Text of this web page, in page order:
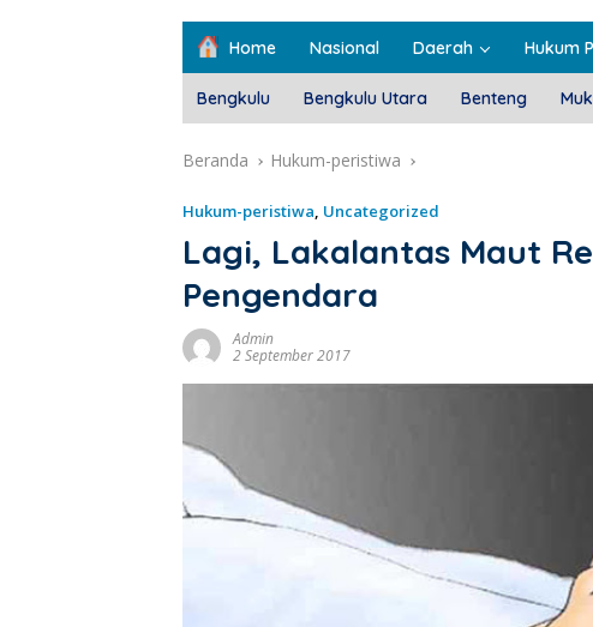
Home Nasional Daerah Hukum
Bengkulu Bengkulu Utara Benteng
Beranda Hukum-peristiwa
Hukum-peristiwa, Uncategorized
Lagi, Lakalantas Maut
Pengendara
Admin
2 September 2017